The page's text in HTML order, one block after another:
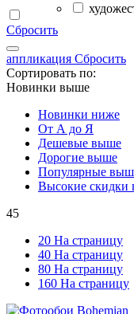
Сбросить
аппликация Сбросить
Сортировать по:
Новинки выше
Новинки ниже
От А до Я
Дешевые выше
Дорогие выше
Популярные
Высокие скидки
45
20 На страницу
40 На страницу
80 На страницу
160 На страницу